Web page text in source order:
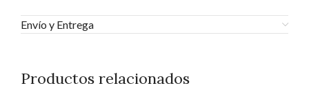
Envío y Entrega
Productos relacionados